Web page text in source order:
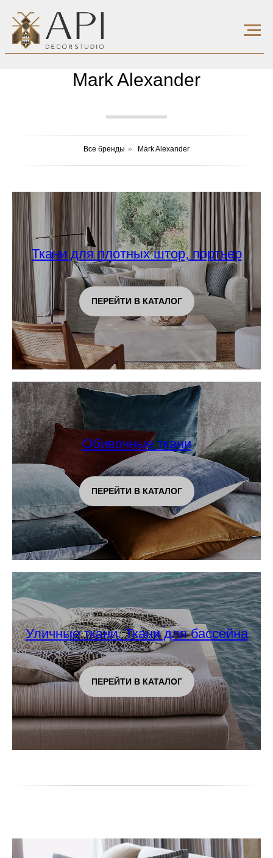
Маrk Aleхander
Все бренды » Маrk Aleхander
Ткани для плотных штор, портьер
ПЕРЕЙТИ В КАТАЛОГ
Обивочные ткани
ПЕРЕЙТИ В КАТАЛОГ
Уличные ткани. Ткани для бассейна
ПЕРЕЙТИ В КАТАЛОГ